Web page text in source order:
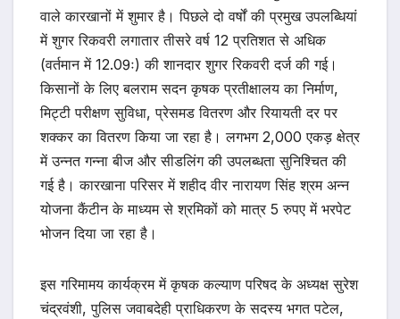
वाले कारखानों में शुमार है। पिछले दो वर्षों की प्रमुख उपलब्धियां
में शुगर रिकवरी लगातार तीसरे वर्ष 12 प्रतिशत से अधिक
(वर्तमान में 12.09ः) की शानदार शुगर रिकवरी दर्ज की गई।
किसानों के लिए बलराम सदन कृषक प्रतीक्षालय का निर्माण,
मिट्टी परीक्षण सुविधा, प्रेसमड वितरण और रियायती दर पर
शक्कर का वितरण किया जा रहा है। लगभग 2,000 एकड़ क्षेत्र
में उन्नत गन्ना बीज और सीडलिंग की उपलब्धता सुनिश्चित की
गई है। कारखाना परिसर में शहीद वीर नारायण सिंह श्रम अन्न
योजना कैंटीन के माध्यम से श्रमिकों को मात्र 5 रुपए में भरपेट
भोजन दिया जा रहा है।
इस गरिमामय कार्यक्रम में कृषक कल्याण परिषद के अध्यक्ष सुरेश
चंद्रवंशी, पुलिस जवाबदेही प्राधिकरण के सदस्य भगत पटेल,